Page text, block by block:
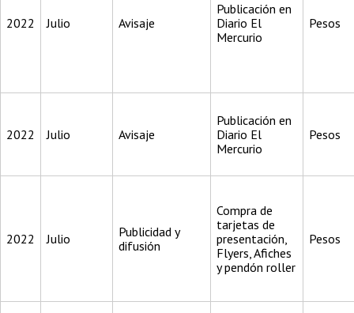
2022 Julio Avisaje
Publicación en
Diario El
Mercurio
Pesos
2022 Julio Avisaje
Publicación en
Diario El
Mercurio
Pesos
2022 Julio
Publicidad y
difusión
Compra de
tarjetas de
presentación,
Flyers, Afiches
y pendón roller
Pesos